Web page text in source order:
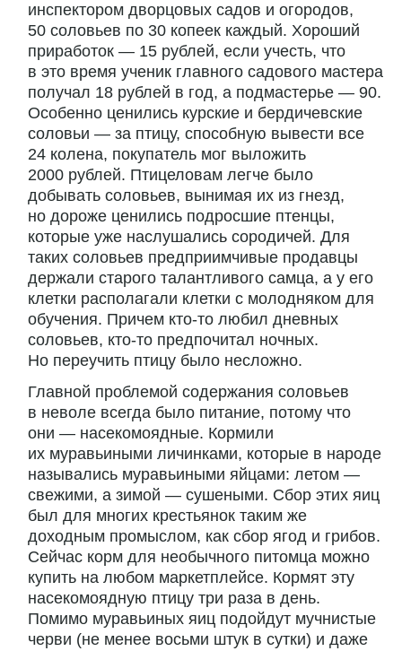
инспектором дворцовых садов и огородов,
50 соловьев по 30 копеек каждый. Хороший
приработок — 15 рублей, если учесть, что
в это время ученик главного садового мастера
получал 18 рублей в год, а подмастерье — 90.
Особенно ценились курские и бердичевские
соловьи — за птицу, способную вывести все
24 колена, покупатель мог выложить
2000 рублей. Птицеловам легче было
добывать соловьев, вынимая их из гнезд,
но дороже ценились подросшие птенцы,
которые уже наслушались сородичей. Для
таких соловьев предприимчивые продавцы
держали старого талантливого самца, а у его
клетки располагали клетки с молодняком для
обучения. Причем кто-то любил дневных
соловьев, кто-то предпочитал ночных.
Но переучить птицу было несложно.
Главной проблемой содержания соловьев
в неволе всегда было питание, потому что
они — насекомоядные. Кормили
их муравьиными личинками, которые в народе
назывались муравьиными яйцами: летом —
свежими, а зимой — сушеными. Сбор этих яиц
был для многих крестьянок таким же
доходным промыслом, как сбор ягод и грибов.
Сейчас корм для необычного питомца можно
купить на любом маркетплейсе. Кормят эту
насекомоядную птицу три раза в день.
Помимо муравьиных яиц подойдут мучнистые
черви (не менее восьми штук в сутки) и даже